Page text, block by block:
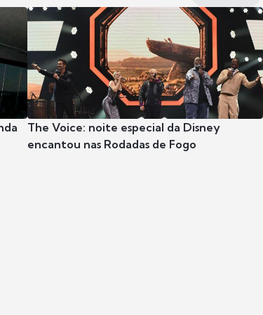
The Voice: noite especial da Disney
encantou nas Rodadas de Fogo